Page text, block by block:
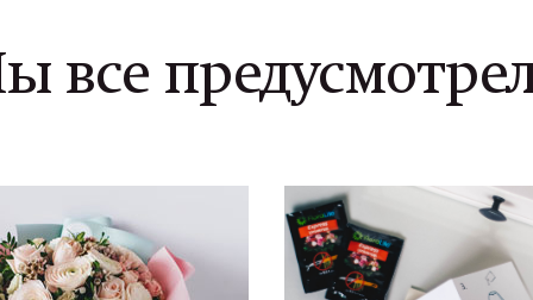
все